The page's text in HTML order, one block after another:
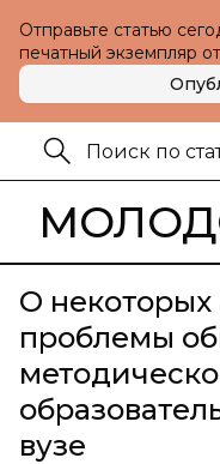
Отправьте статью
печатный экземпляр
О некоторых
проблемы
вузе